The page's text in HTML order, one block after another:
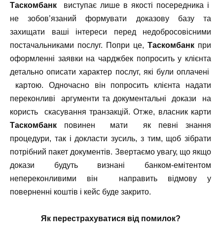
Таскомбанк виступає лише в якості посередника і
не зобов’язаний формувати доказову базу та
захищати ваші інтереси перед недобросовісними
постачальниками послуг. Попри це, Таскомбанк при
оформленні заявки на чарджбек попросить у клієнта
детально описати характер послуг, які були оплачені
картою. Одночасно він попросить клієнта надати
переконливі аргументи та документальні докази на
користь скасування транзакцій.Отже, власник карти
Таскомбанк повинен мати як певні знання
процедури, так і докласти зусиль, з тим, щоб зібрати
потрібний пакет документів. Звертаємо увагу, що якщо
докази будуть визнані банком-емітентом
непереконливими він направить відмову у
поверненні коштів і кейс буде закрито.
Як перестрахуватися від помилок?